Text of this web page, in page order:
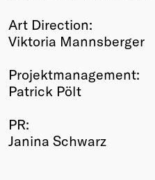
Art Direction:
Viktoria Mannsberger
Projektmanagement:
Patrick Pölt
PR:
Janina Schwarz